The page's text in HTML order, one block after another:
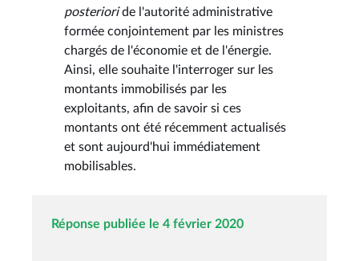
posterioride l'autorité administrative
formée conjointement par les ministres
chargés de l'économie et de l'énergie.
Ainsi, elle souhaite l'interroger sur les
montants immobilisés par les
exploitants, afin de savoir si ces
montants ont été récemment actualisés
et sont aujourd'hui immédiatement
mobilisables.
Réponse publiée le 4 février 2020